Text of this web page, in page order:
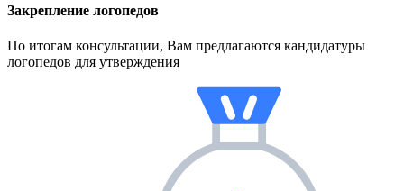
Закрепление логопедов
По итогам консультации, Вам предлагаются кандидатуры
логопедов для утверждения